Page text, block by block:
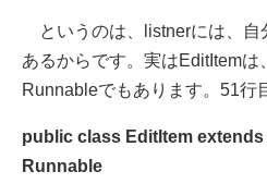
というのは、listnerには、自
あるからです。実はEditItemは
Runnableでもあります。51行
public class EditItem
Runnable